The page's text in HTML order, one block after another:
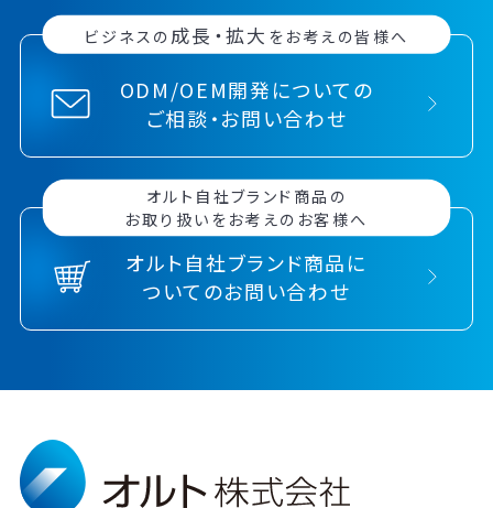
ビジネスの 成長・拡大 をお考えの皆様へ
ODM/OEM開発についての
ご相談・お問い合わせ
オルト自社ブランド商品の
お取り扱いをお考えのお客様へ
オルト自社ブランド商品に
ついてのお問い合わせ